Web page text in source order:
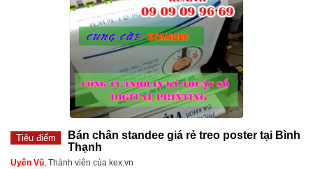
Tiêu điểm
Bán chân standee giá rẻ treo poster tại Bình
Thạnh
Uyên Vũ, Thành viên của kex.vn